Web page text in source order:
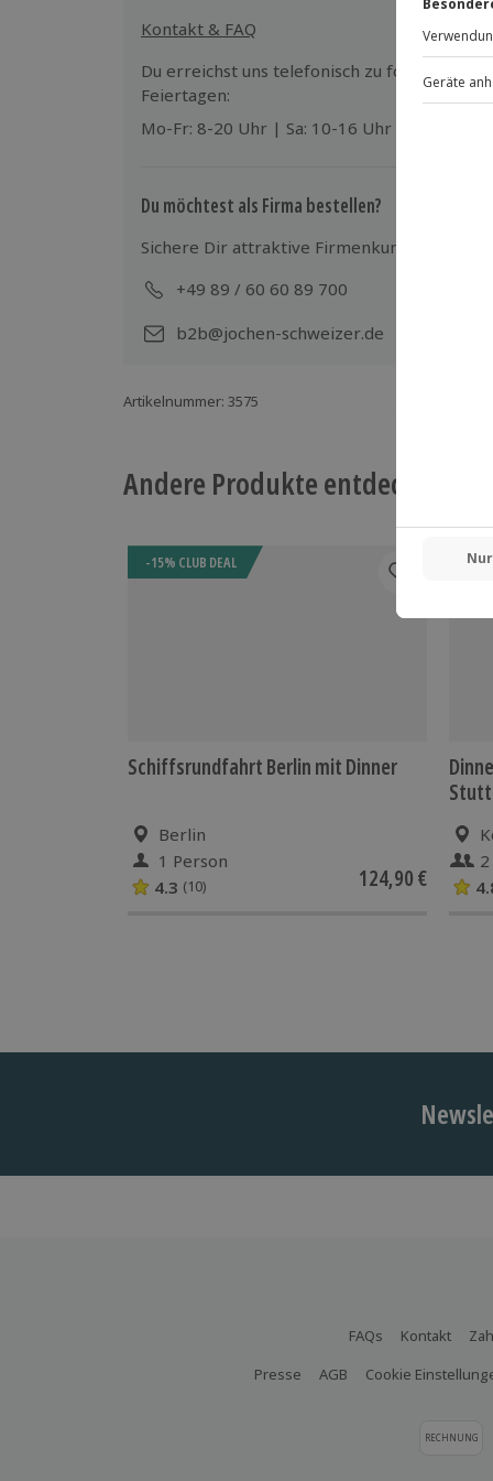
festlicher Garderobe kommen)
Theatersaal reservieren. Hierfür
Gutscheinen für ein „Musical-Dinner“.
Terminvereinbarung mit dem
Kontakt & FAQ
Du erreichst uns telefonisch zu folgenden
Feiertagen:
Mo-Fr: 8-20 Uhr | Sa: 10-16 Uhr
Du möchtest als Firma bestellen?
Sichere Dir attraktive Firmenkunden
+49 89 / 60 60 89 700
b2b@jochen-schweizer.de
Artikelnummer: 3575
Andere Produkte entdecken
-15% CLUB DEAL
Schiffsrundfahrt Berlin mit Dinner
Berlin
1 Person
4.3 (10) 124,90 €
-
FAQs Kontakt
Presse
AGB Cookie
RECHNUNG